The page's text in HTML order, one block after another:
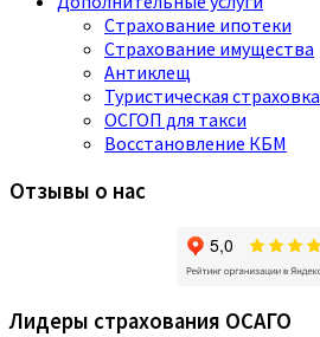
Страхование ипотеки
Страхование имущества
Антиклещ
Туристическая страховка
ОСГОП для такси
Восстановление КБМ
Отзывы о нас
Лидеры страхования ОСАГО